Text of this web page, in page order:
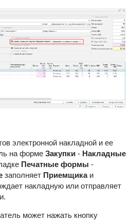
электронной накладной и ее
на форме Закупки - Накладные
Печатные формы -
заполняет Приемщикаи
накладную или отправляет
может нажать кнопку